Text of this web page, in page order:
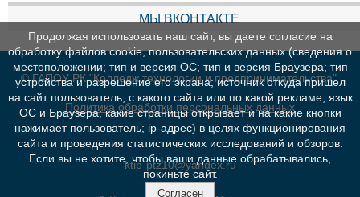
МЫ ВКОНТАКТЕ
© ГАПОУ РК "Колледж технологии и предпринимательства"
Политика обработки персональных данных
ktip-ptz10@yandex.ru
Продолжая использовать наш сайт, вы даете согласие на
обработку файлов cookie, пользовательских данных (сведения о
местоположении; тип и версия ОС; тип и версия Браузера; тип
устройства и разрешение его экрана; источник откуда пришел
на сайт пользователь; с какого сайта или по какой рекламе; язык
ОС и Браузера; какие страницы открывает и на какие кнопки
нажимает пользователь; ip-адрес) в целях функционирования
сайта и проведения статистических исследований и обзоров.
Если вы не хотите, чтобы ваши данные обрабатывались,
покиньте сайт.
Согласен